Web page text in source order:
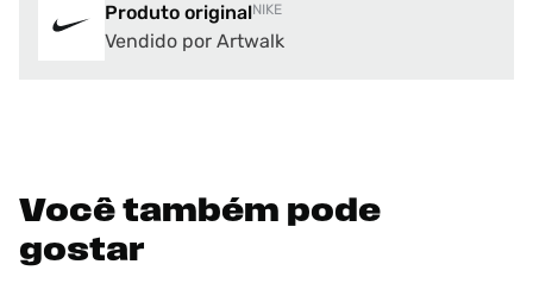
Produto originalNIKE
Vendido por Artwalk
Você também pode
gostar